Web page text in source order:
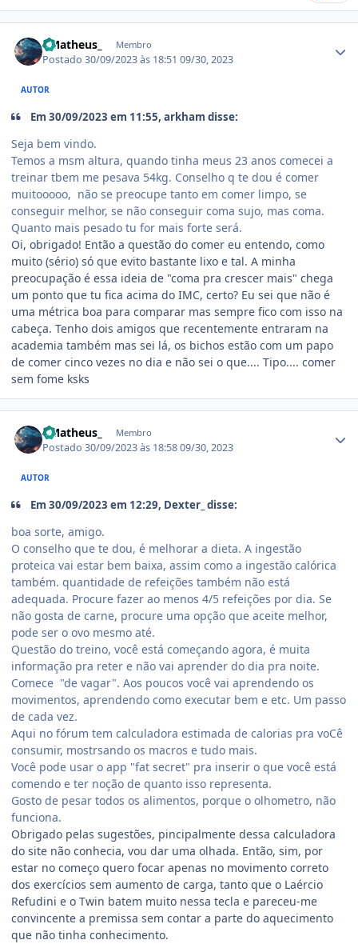
- Matheus_ Membro
Postado30/09/2023 às 18:5109/30, 2023
AUTOR
Em 30/09/2023 em 11:55, arkham disse:
Seja bem vindo.
Temos a msm altura, quando tinha meus 23 anos comecei a
treinar tbem me pesava 54kg. Conselho q te dou é comer
muitooooo, não se preocupe tanto em comer limpo, se
conseguir melhor, se não conseguir coma sujo, mas coma.
Quanto mais pesado tu for mais forte será.
Oi, obrigado! Então a questão do comer eu entendo, como
muito (sério) só que evito bastante lixo e tal. A minha
preocupação é essa ideia de "coma pra crescer mais" chega
um ponto que tu fica acima do IMC, certo? Eu sei que não é
uma métrica boa para comparar mas sempre fico com isso na
cabeça. Tenho dois amigos que recentemente entraram na
academia também mas sei lá, os bichos estão com um papo
de comer cinco vezes no dia e não sei o que.... Tipo.... comer
sem fome ksks
- Matheus_ Membro
Postado30/09/2023 às 18:5809/30, 2023
AUTOR
Em 30/09/2023 em 12:29, Dexter_ disse:
boa sorte, amigo.
O conselho que te dou, é melhorar a dieta. A ingestão
proteica vai estar bem baixa, assim como a ingestão calórica
também. quantidade de refeições também não está
adequada. Procure fazer ao menos 4/5 refeições por dia. Se
não gosta de carne, procure uma opção que aceite melhor,
pode ser o ovo mesmo até.
Questão do treino, você está começando agora, é muita
informação pra reter e não vai aprender do dia pra noite.
Comece "de vagar". Aos poucos você vai aprendendo os
movimentos, aprendendo como executar bem e etc. Um passo
de cada vez.
Aqui no fórum tem calculadora estimada de calorias pra voCê
consumir, mostrsando os macros e tudo mais.
Você pode usar o app "fat secret" pra inserir o que você está
comendo e ter noção de quanto isso representa.
Gosto de pesar todos os alimentos, porque o olhometro, não
funciona.
Obrigado pelas sugestões, pincipalmente dessa calculadora
do site não conhecia, vou dar uma olhada. Então, sim, por
estar no começo quero focar apenas no movimento correto
dos exercícios sem aumento de carga, tanto que o Laércio
Refudini e o Twin batem muito nessa tecla e pareceu-me
convincente a premissa sem contar a parte do aquecimento
que não tinha conhecimento.